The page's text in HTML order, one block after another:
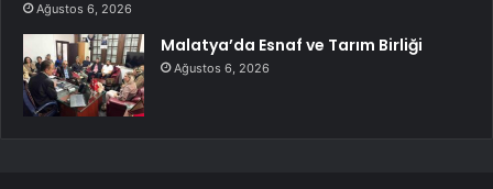
Ağustos 6, 2026
Malatya’da Esnaf ve Tarım Birliği
Ağustos 6, 2026